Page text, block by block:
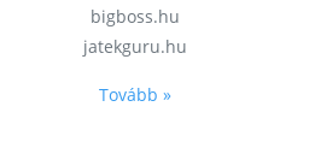
bigboss.hu
jatekguru.hu
Tovább »